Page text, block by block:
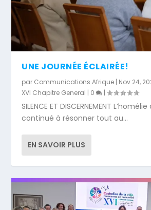
UNE JOURNÉE ÉCLAIRÉE!
par Communications Afrique | Nov 24,
XVI Chapitre General | 0 |
SILENCE ET DISCERNEMENT
continué à résonner tout au...
EN SAVOIR PLUS